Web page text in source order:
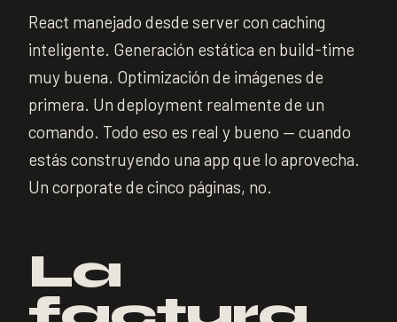
React manejado desde server con caching
inteligente. Generación estática en build-time
muy buena. Optimización de imágenes de
primera. Un deployment realmente de un
comando. Todo eso es real y bueno — cuando
estás construyendo una app que lo aprovecha.
Un corporate de cinco páginas, no.
La